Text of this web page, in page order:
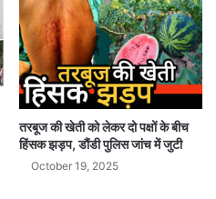
तरबूज की खेती को लेकर दो पक्षों के बीच
हिंसक झड़प, डौंडी पुलिस जांच में जुटी
October 19, 2025